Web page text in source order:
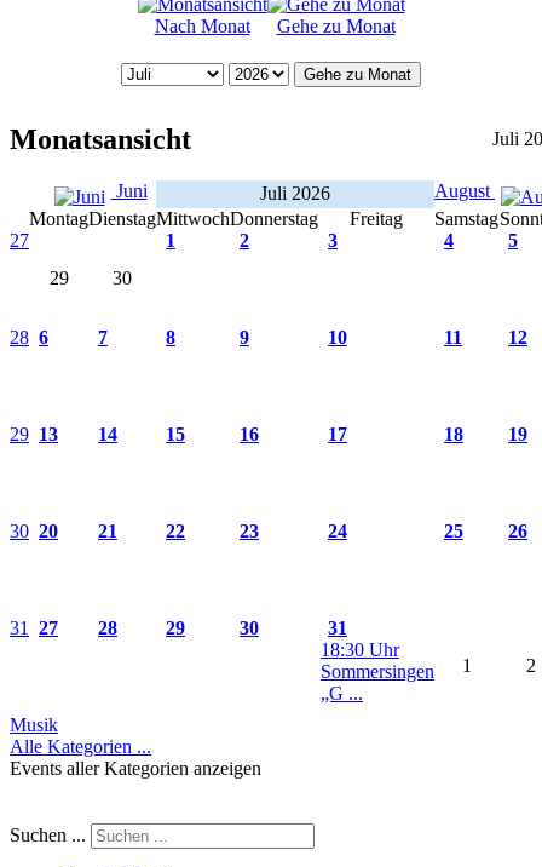
Nach Monat Gehe zu Monat
Gehe zu Monat
Monatsansicht Juli
Juni Juli 2026
August
MontagDienstagMittwochDonnerstag Freitag Samstag
27
29
30
1 2 3 4 5
28 6 7 8 9 10 11 12
29 13 14 15 16 17 18 19
30 20 21 22 23 24 25 26
31 27 28 29 30
31
18:30 Uhr
Sommersingen
„G ...
1 2
Musik
Alle Kategorien ...
Events aller Kategorien anzeigen
Suchen ...